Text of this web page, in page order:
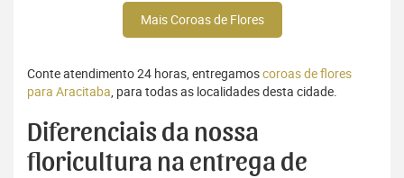
Mais Coroas de Flores
Conte atendimento 24 horas, entregamoscoroas de flores
para Aracitaba, para todas as localidades desta cidade.
Diferenciais da nossa
floricultura na entrega de